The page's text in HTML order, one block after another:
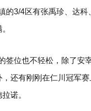
的3/4区有张禹珍、达科
签位也不轻松，除了安
还有刚刚在仁川冠军
诺。